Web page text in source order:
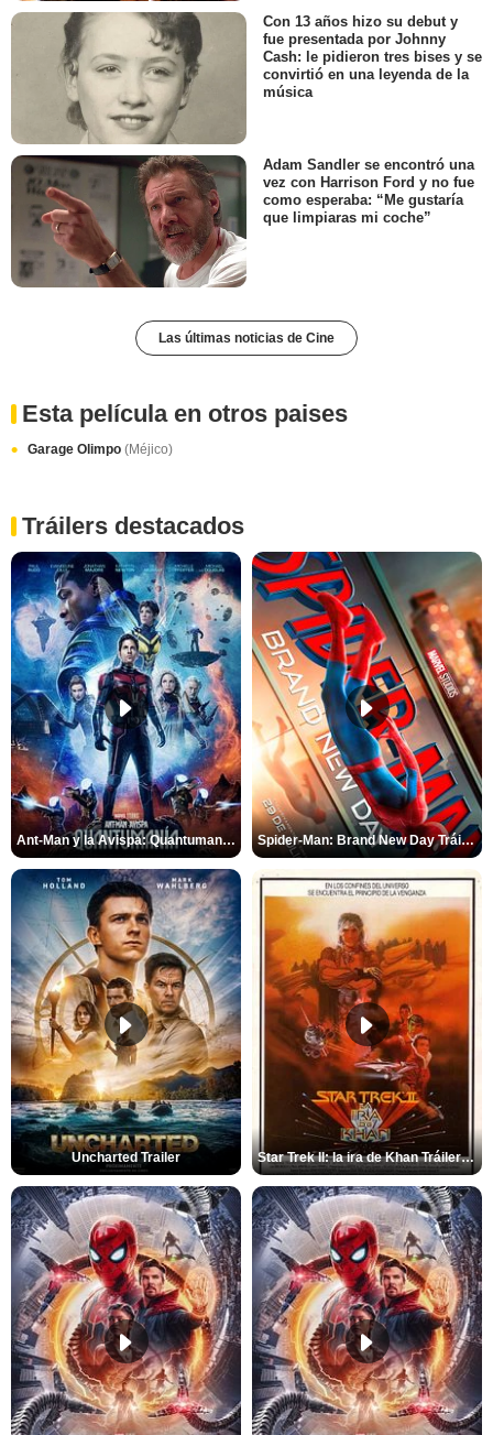
Con 13 años hizo su debut y
fue presentada por Johnny
Cash: le pidieron tres bises y se
convirtió en una leyenda de la
música
Adam Sandler se encontró una
vez con Harrison Ford y no fue
como esperaba: “Me gustaría
que limpiaras mi coche”
Las últimas noticias de Cine
Esta película en otros paises
Garage Olimpo (Méjico)
Tráilers destacados
Ant-Man y la Avispa: Quantumanía Tráiler (2) Spider-Man: Brand New Day Tráiler (3)
Uncharted Trailer Star Trek II: la ira de Khan Tráiler VO